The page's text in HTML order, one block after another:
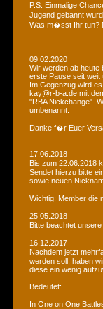
P.S. Einmalige
Jugend gebannt
Was m�sst Ihr tun?
09.02.2020
Wir werden ab heute
erste Pause seit weit
Im Gegenzug wird
kay@r-b-a.de mit
"RBA Nickchange".
umbenannt.
Danke f�r Euer
17.06.2018
Bis zum 22.06.2018
Sendet hierzu bitte
sowie neuen
Wichtig: Member
25.05.2018
Bitte beachtet
16.12.2017
Nachdem jetzt
werden soll, haben
diese ein wenig
Bedeutet:
In One on One